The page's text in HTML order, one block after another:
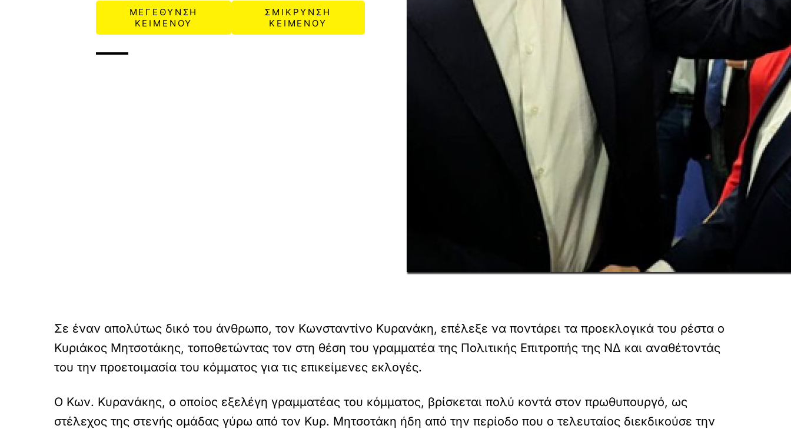
ΜΕΓΕΘΥΝΣΗ
ΚΕΙΜΕΝΟΥ
ΣΜΙΚΡΥΝΣΗ
ΚΕΙΜΕΝΟΥ
Σε έναν απολύτως δικό του άνθρωπο, τον Κωνσταντίνο Κυρανάκη, επέλεξε να ποντάρει τα προεκλογικά του ρέστα ο
Κυριάκος Μητσοτάκης, τοποθετώντας τον στη θέση του γραμματέα της Πολιτικής Επιτροπής της ΝΔ και αναθέτοντάς
του την προετοιμασία του κόμματος για τις επικείμενες εκλογές.
Ο Κων. Κυρανάκης, ο οποίος εξελέγη γραμματέας του κόμματος, βρίσκεται πολύ κοντά στον πρωθυπουργό, ως
στέλεχος της στενής ομάδας γύρω από τον Κυρ. Μητσοτάκη ήδη από την περίοδο που ο τελευταίος διεκδικούσε την